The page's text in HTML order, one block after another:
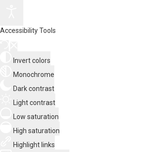
Accessibility Tools
Invert colors
Monochrome
Dark contrast
Light contrast
Low saturation
High saturation
Highlight links